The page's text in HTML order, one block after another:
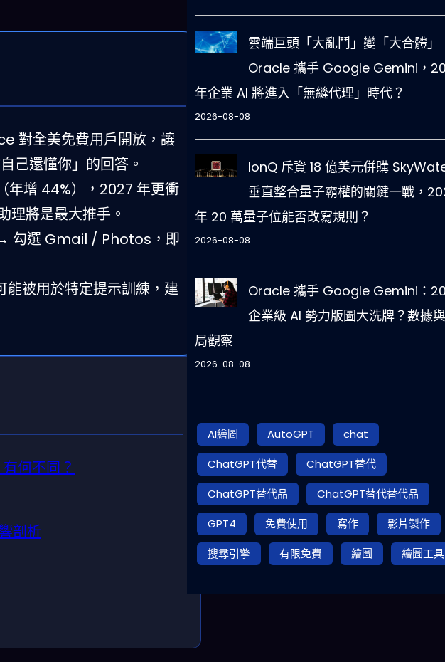
對全美免費用戶開放，讓
己還懂你」的回答。
年增 44%），2027 年更衝
將是最大推手。
勾選 Gmail / Photos，即
被用於特定提示訓練，建
何不同？
剖析
雲端巨頭「大亂鬥」變「大合體」
Oracle 攜手 Google Gemini，
年企業 AI 將進入「無縫代理」時代？
2026-08-08
IonQ 斥資 18 億美元併購
垂直整合量子霸權的關鍵一戰，
年 20 萬量子位能否改寫規則？
2026-08-08
Oracle 攜手 Google Gemini：
企業級 AI 勢力版圖大洗牌？數據
局觀察
2026-08-08
AI繪圖 AutoGPT
chat
ChatGPT代替
ChatGPT替代
ChatGPT替代品
ChatGPT替代替代品
GPT4
免費使用 寫作
影片製作
搜尋引擎
有限免費 繪圖 繪圖工具